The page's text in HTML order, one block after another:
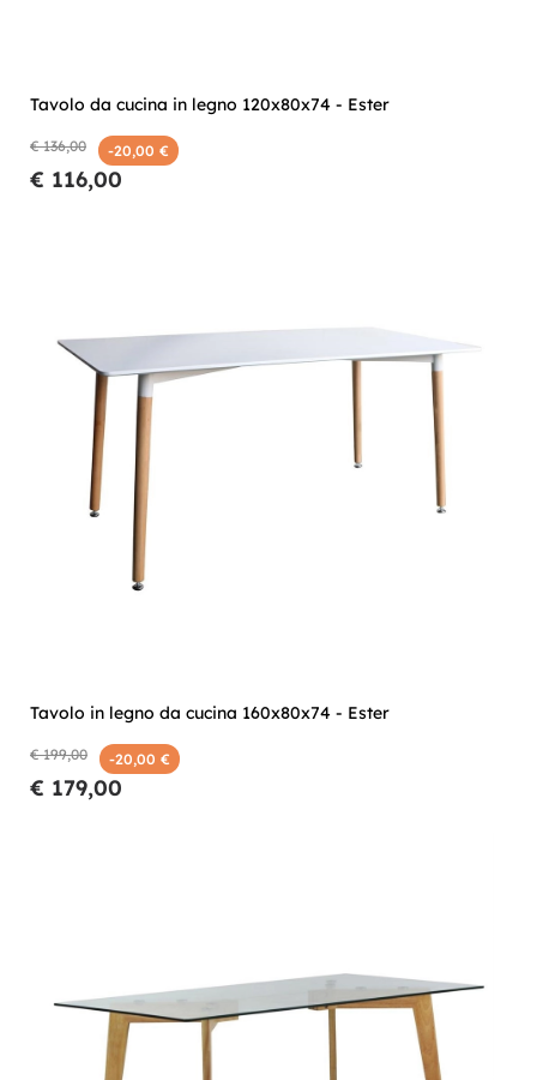
Tavolo da cucina in legno 120x80x74 - Ester
€ 136,00 -20,00 €
€ 116,00
Tavolo in legno da cucina 160x80x74 - Ester
€ 199,00 -20,00 €
€ 179,00